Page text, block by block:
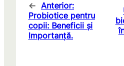
← Anterior:
Probiotice pentru
copii: Beneficii și
Importanță.